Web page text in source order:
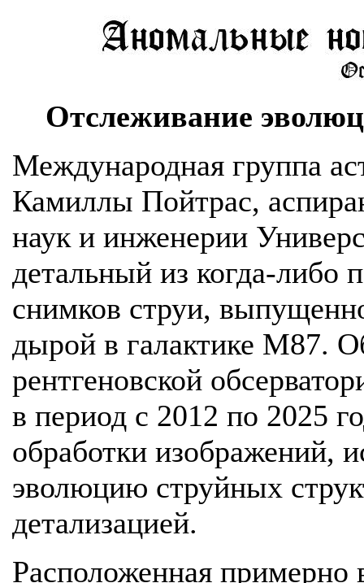
Отслеживание
Международная группа
Камиллы Пойтрас,
наук и инженерии
детальный из когда-либо
снимков струи,
дырой в галактике M87.
рентгеновской
в период с 2012 по 2025
обработки изображений,
эволюцию струйных
детализацией.
Расположенная примерно